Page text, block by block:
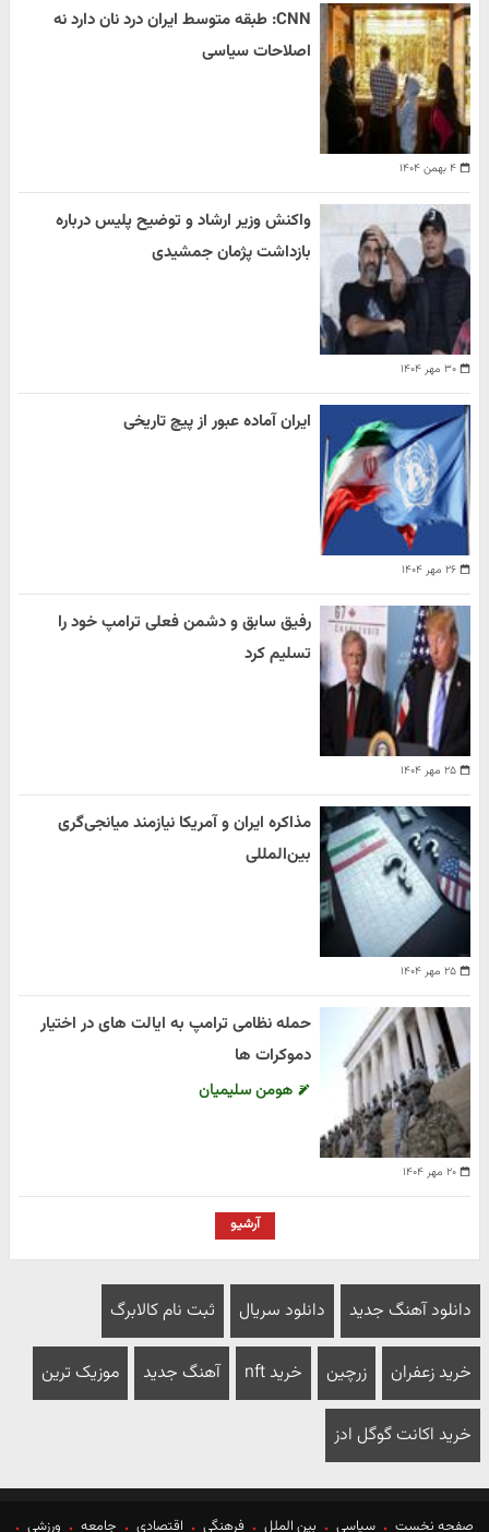
۴ بهمن ۱۴۰۴
CNN: طبقه متوسط ایران درد نان دارد نه
اصلاحات سیاسی
۳۰ مهر ۱۴۰۴
واکنش وزیر ارشاد و توضیح پلیس درباره
بازداشت پژمان جمشیدی
۲۶ مهر ۱۴۰۴
ایران آماده عبور از پیچ تاریخی
۲۵ مهر ۱۴۰۴
رفیق سابق و دشمن فعلی ترامپ خود را
تسلیم کرد
۲۵ مهر ۱۴۰۴
مذاکره ایران و آمریکا نیازمند میانجی‌گری
بین‌المللی
۲۰ مهر ۱۴۰۴
حمله نظامی ترامپ به ایالت های در اختیار
دموکرات ها
هومن سلیمیان
آرشیو
دانلود آهنگ جدید دانلود سریال ثبت نام کالابرگ
خرید زعفران زرچین خرید nft آهنگ جدید موزیک ترین
خرید اکانت گوگل ادز
صفحه نخست سیاسی بین الملل فرهنگی اقتصادی جامعه ورزشی